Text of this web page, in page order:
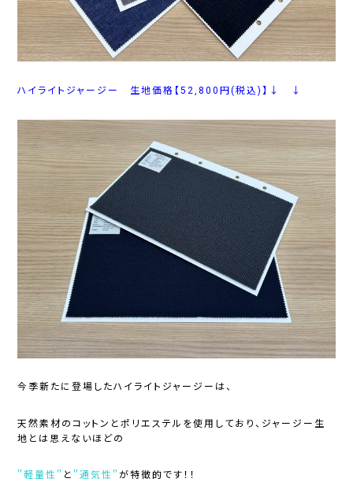
ハイライトジャージー 生地価格【52,800円(税込)】↓ ↓
今季新たに登場したハイライトジャージーは、
天然素材のコットンとポリエステルを使用しており、ジャージー生
地とは思えないほどの
＂軽量性＂ と ＂通気性＂が特徴的です！！